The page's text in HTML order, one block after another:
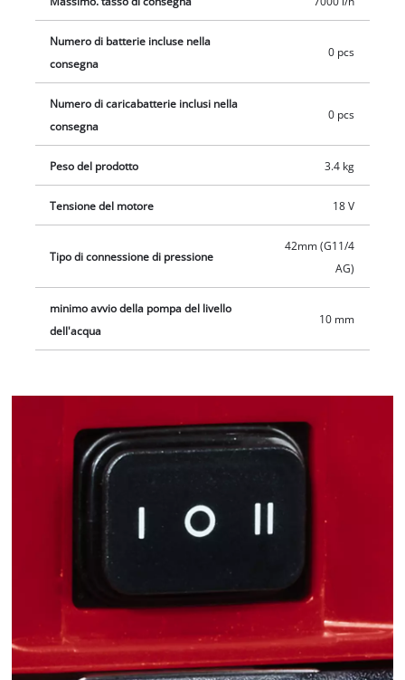
senza fili per acque reflue GE-DP 18/25 LL Li-Solo viene fornita
senza batteria o caricabatterie. Questi sono disponibili
separatamente.
Numero di batterie incluse nella
consegna
0 pcs
Numero di caricabatterie inclusi nella
consegna
0 pcs
Peso del prodotto 3.4 kg
Tensione del motore 18 V
Tipo di connessione di pressione
42mm (G11/4
AG)
minimo avvio della pompa del livello
dell'acqua
10 mm